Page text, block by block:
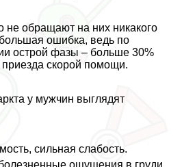
не обращают на них никакого
ошибка, ведь по
острой фазы – больше 30%
скорой помощи.
у мужчин выглядят
сильная слабость.
ощущения в гpyди,